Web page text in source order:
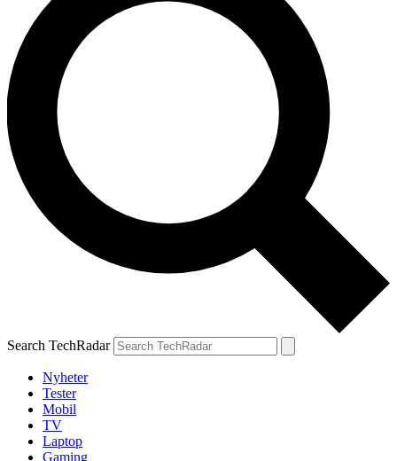
Search TechRadar
Nyheter
Tester
Mobil
TV
Laptop
Gaming